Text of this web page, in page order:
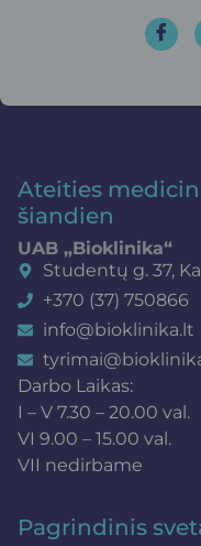
Ateities
šiandien
UAB „Bioklinika“
Studentų g. 37,
+370 (37) 750866
info@bioklinika.lt
Darbo Laikas:
I – V 7.30 – 20.00 val.
VI 9.00 – 15.00 val.
VII nedirbame
Pagrindinis